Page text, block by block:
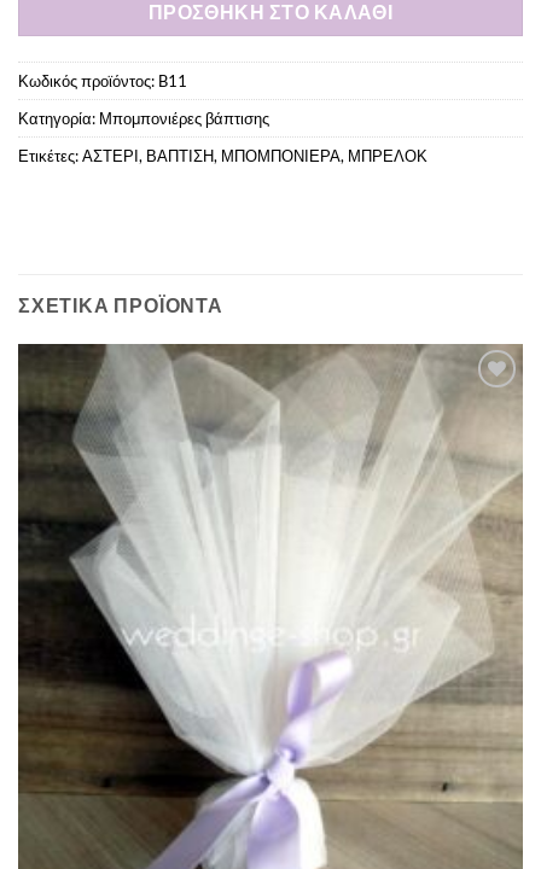
ΠΡΟΣΘΉΚΗ ΣΤΟ ΚΑΛΆΘΙ
Κωδικός προϊόντος: B11
Κατηγορία: Μπομπονιέρες βάπτισης
Ετικέτες:ΑΣΤΕΡΙ, ΒΑΠΤΙΣΗ, ΜΠΟΜΠΟΝΙΕΡΑ, ΜΠΡΕΛΟΚ
ΣΧΕΤΙΚΆ ΠΡΟΪΌΝΤΑ
Πρόσθήκη